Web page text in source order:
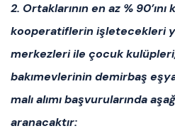
2. Ortaklarının en az %
kooperatiflerin işletecekleri
merkezleri ile çocuk
bakımevlerinin demirbaş
malı alımı başvurularında
aranacaktır: